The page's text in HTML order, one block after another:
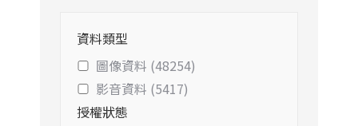
資料類型
圖像資料 (48254)
影音資料 (5417)
授權狀態